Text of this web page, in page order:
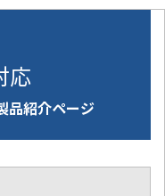
応
品紹介ページ